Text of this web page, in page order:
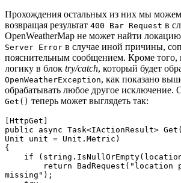
Прохождения остальных из них мы можем
возвращая результат 400 Bar Request в
OpenWeatherMap не может найти
Server Error в случае иной причины,
пояснительным сообщением. Кроме
логику в блок try/catch, который будет
OpenWeatherException, как показано
обрабатывать любое другое
Get() теперь может выглядеть так:
[HttpGet]
public async Task<IActionResult>
Unit unit = Unit.Metric)
{
missing");